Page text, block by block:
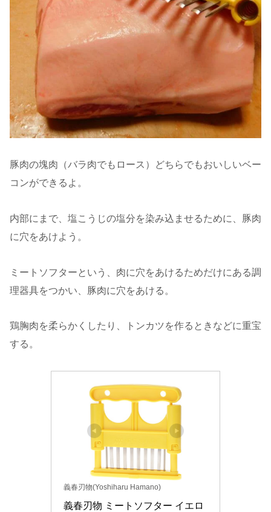
豚肉の塊肉（バラ肉でもロース）どちらでもおいしいベー
コンができるよ。
内部にまで、塩こうじの塩分を染み込ませるために、豚肉
に穴をあけよう。
ミートソフターという、肉に穴をあけるためだけにある調
理器具をつかい、豚肉に穴をあける。
鶏胸肉を柔らかくしたり、トンカツを作るときなどに重宝
する。
義春刃物(Yoshiharu Hamano)
義春刃物 ミートソフター イエロ